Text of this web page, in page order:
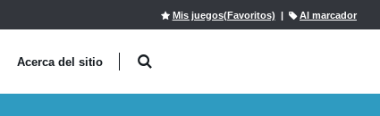
Mis juegos(Favoritos) | Al marcador
Acerca del sitio